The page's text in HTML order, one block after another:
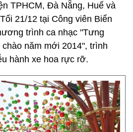
TPHCM, Đà Nẵng, Huế và
21/12 tại Công viên Biển
trình ca nhạc "Tưng
năm mới 2014", trình
hành xe hoa rực rỡ.